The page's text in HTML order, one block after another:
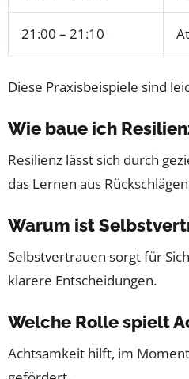
21:00 – 21:10
Diese Praxisbeispiele sind
Wie baue ich
Resilienz lässt sich durch
das Lernen aus
Warum ist
Selbstvertrauen sorgt für
klarere Entscheidungen.
Welche Rolle spielt
Achtsamkeit hilft, im